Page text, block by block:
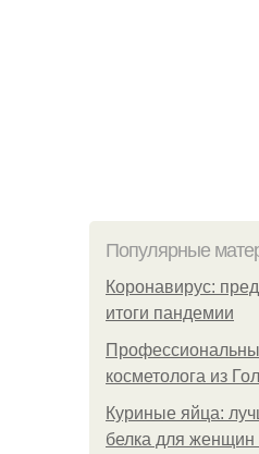
Популярные
Коронавирус:
итоги пандемии
косметолога из
Куриные яйца:
белка для